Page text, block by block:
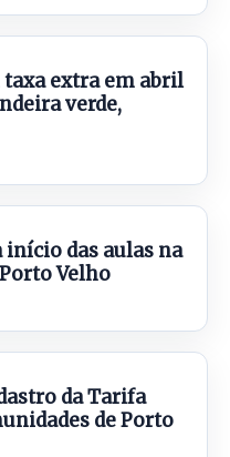
taxa extra em abril
verde,
início das aulas na
Velho
da Tarifa
de Porto